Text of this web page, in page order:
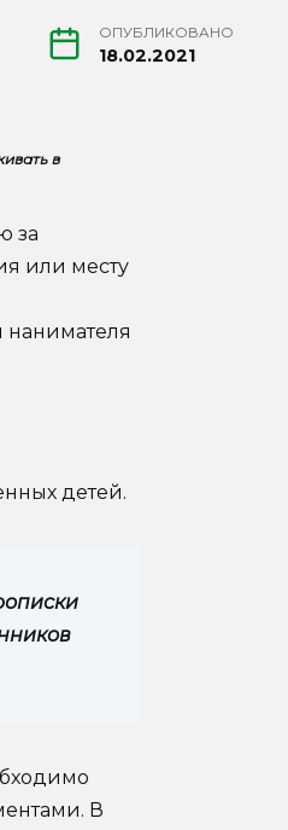
ОПУБЛИКОВАНО
18.02.2021
в
за
или месту
детей.
В